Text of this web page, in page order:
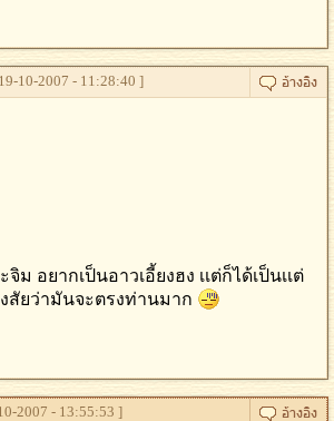
10-2007 - 11:28:40 ]
อยากเป็นอาวเอี้ยงฮง เเต่ก็ได้เป็นเเต่
สัยว่ามันจะตรงท่านมาก
2007 - 13:55:53 ]